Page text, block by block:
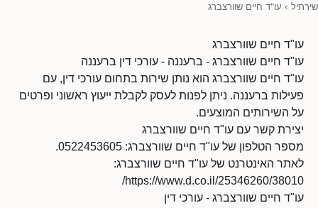
שירתיל › עו"ד חיים שוורצברג
עו"ד חיים שוורצברג
עו"ד חיים שוורצברג - ברעננה - עורכי דין ברעננה
עו"ד חיים שוורצברג הוא נותן שירות בתחום עורכי דין, עם
פעילות ברעננה. ניתן לפנות לעסק לקבלת ייעוץ ראשוני ופרטים
על השירותים המוצעים.
יצירת קשר עם עו"ד חיים שוורצברג
מספר הטלפון של עו"ד חיים שוורצברג: 0522453605.
לאתר האינטרנט של עו"ד חיים שוורצברג:
https://www.d.co.il/25346260/38010/
עו"ד חיים שוורצברג - עורכי דין